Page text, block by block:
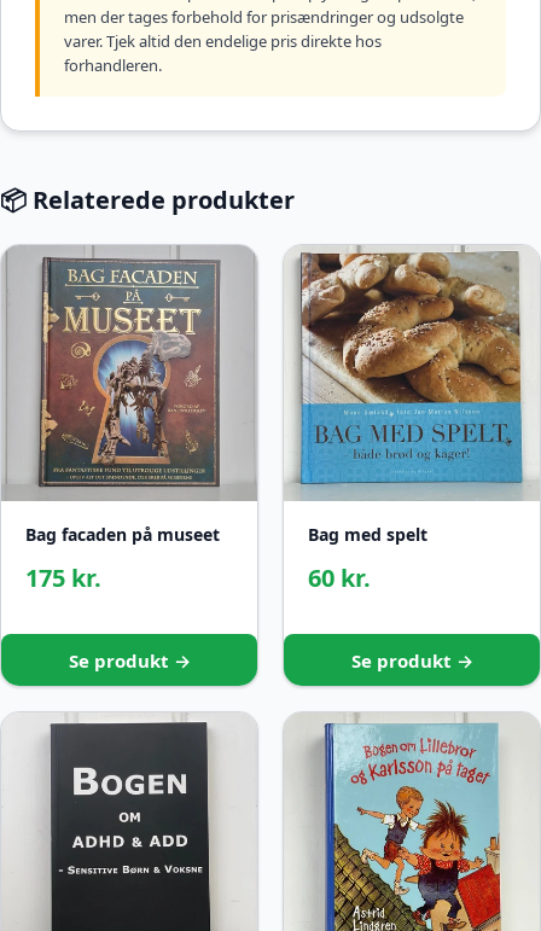
men der tages forbehold for prisændringer og udsolgte
varer. Tjek altid den endelige pris direkte hos
forhandleren.
📦 Relaterede produkter
Bag facaden på museet
175 kr.
Se produkt →
Bag med spelt
60 kr.
Se produkt →